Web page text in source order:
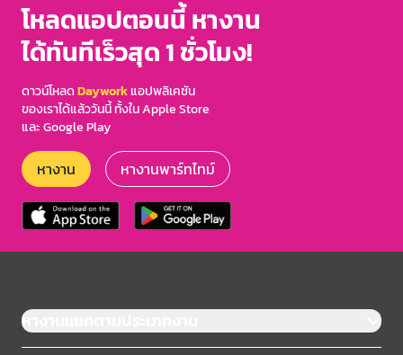
โหลดแอปตอนนี้ หางาน
ได้ทันทีเร็วสุด 1 ชั่วโมง!
ดาวน์โหลดDayworkแอปพลิเคชัน
ของเราได้แล้ววันนี้ ทั้งใน Apple Store
และ Google Play
หางาน หางานพาร์ทไทม์
หางานแยกตามประเภทงาน